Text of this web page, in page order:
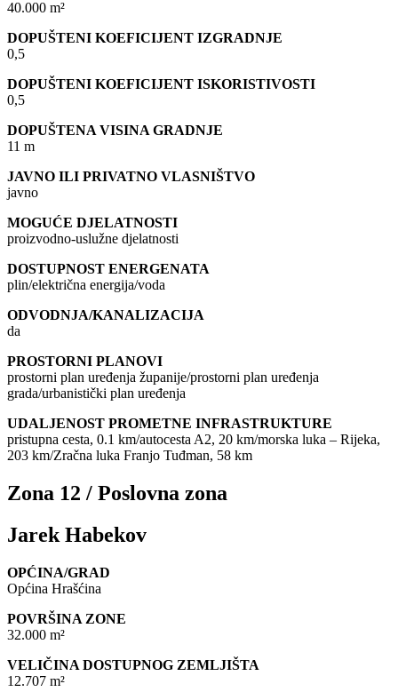
40.000 m²
DOPUŠTENI KOEFICIJENT IZGRADNJE
0,5
DOPUŠTENI KOEFICIJENT ISKORISTIVOSTI
0,5
DOPUŠTENA VISINA GRADNJE
11 m
JAVNO ILI PRIVATNO VLASNIŠTVO
javno
MOGUĆE DJELATNOSTI
proizvodno-uslužne djelatnosti
DOSTUPNOST ENERGENATA
plin/električna energija/voda
ODVODNJA/KANALIZACIJA
da
PROSTORNI PLANOVI
prostorni plan uređenja županije/prostorni plan uređenja
grada/urbanistički plan uređenja
UDALJENOST PROMETNE INFRASTRUKTURE
pristupna cesta, 0.1 km/autocesta A2, 20 km/morska luka – Rijeka,
203 km/Zračna luka Franjo Tuđman, 58 km
Zona 12 / Poslovna zona
Jarek Habekov
OPĆINA/GRAD
Općina Hrašćina
POVRŠINA ZONE
32.000 m²
VELIČINA DOSTUPNOG ZEMLJIŠTA
12.707 m²